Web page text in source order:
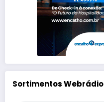
Sortimentos Webrádio